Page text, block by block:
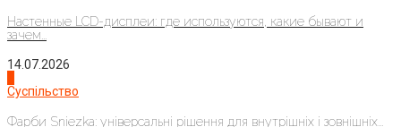
Настенные LCD-дисплеи: где используются, какие бывают и
зачем...
14.07.2026
Суспільство
Фарби Sniezka: універсальні рішення для внутрішніх і зовнішніх...